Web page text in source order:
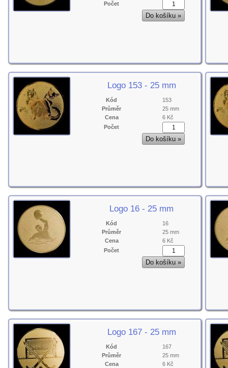
Počet
Logo 153 - 25 mm
Kód
153
Průměr
25 mm
Cena
6 Kč
Počet
Logo 16 - 25 mm
Kód
16
Průměr
25 mm
Cena
6 Kč
Počet
Logo 167 - 25 mm
Kód
167
Průměr
25 mm
Cena
6 Kč